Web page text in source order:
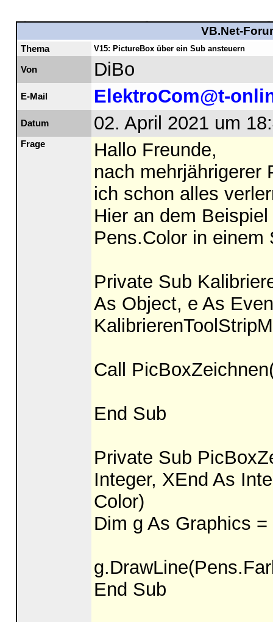
VB.Net-
Thema V15: PictureBox über ein Sub ansteuern
Von DiBo
E-Mail ElektroCom@t-
Datum 02. April 2021 um
Frage
Hallo Freunde,
nach mehrjährigerer
ich schon alles
Hier an dem
Pens.Color in einem
Private Sub
As Object, e As
Call
End Sub
Private Sub
Integer, XEnd As
Color)
Dim g As Graphics
End Sub